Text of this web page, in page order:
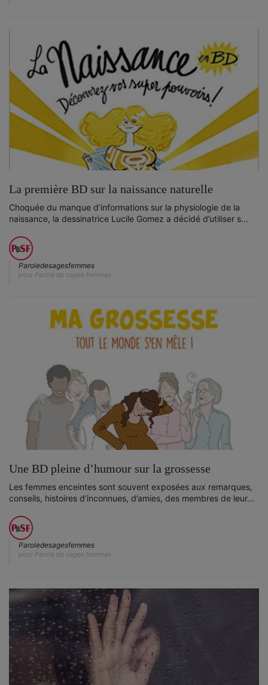
La première BD sur la naissance naturelle
Choquée du manque d’informations sur la physiologie de la
naissance, la dessinatrice Lucile Gomez a décidé d’utiliser s...
Paroledesagesfemmes
pour Parole de sages femmes
Une BD pleine d’humour sur la grossesse
Les femmes enceintes sont souvent exposées aux remarques,
conseils, histoires d’inconnues, d’amies, des membres de leur...
Paroledesagesfemmes
pour Parole de sages femmes